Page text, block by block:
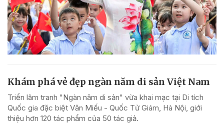
Khám phá vẻ đẹp ngàn năm di sản Việt Nam
Triển lãm tranh "Ngàn năm di sản" vừa khai mạc tại Di tích
Quốc gia đặc biệt Văn Miếu - Quốc Tử Giám, Hà Nội, giới
thiệu hơn 120 tác phẩm của 50 tác giả.